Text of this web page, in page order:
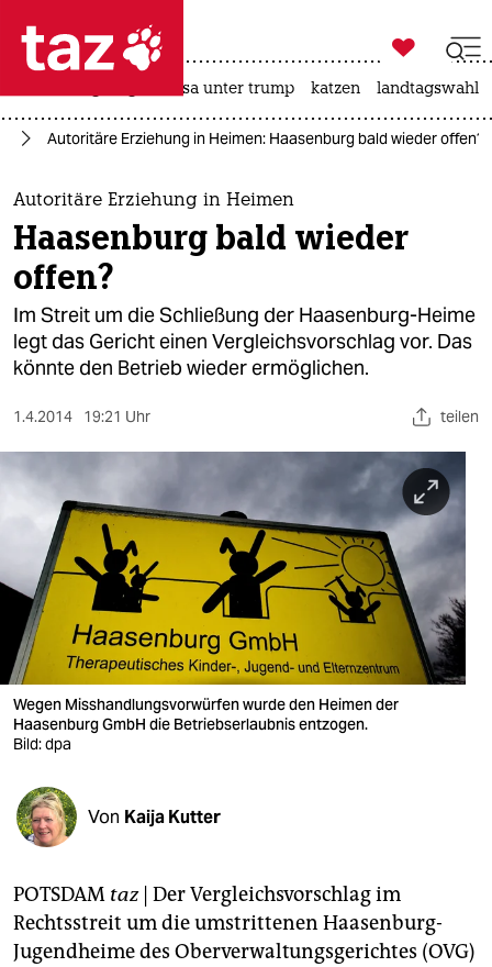
 taz zahl ich
taz zahl ich
themen
politik
öko
gesellschaft
sport
berlin
nord
wahrheit
verlag
verlag
veranstaltungen
fragen & hilfe
abo
genossenschaft

taz zahl ich
usa unter trump katzen landtagswahl
Autoritäre Erziehung in Heimen: Haasenburg bald wieder offen?
Autoritäre Erziehung in Heimen
Haasenburg bald wieder
offen?
Im Streit um die Schließung der Haasenburg-Heime
legt das Gericht einen Vergleichsvorschlag vor. Das
könnte den Betrieb wieder ermöglichen.
1.4.2014 19:21 Uhr teilen
Wegen Misshandlungsvorwürfen wurde den Heimen der
Haasenburg GmbH die Betriebserlaubnis entzogen.
Bild: dpa
Von Kaija Kutter
POTSDAM taz| Der Vergleichsvorschlag im
Rechtsstreit um die umstrittenen Haasenburg-
Jugendheime des Oberverwaltungsgerichtes (OVG)